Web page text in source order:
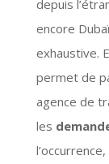
depuis
encore
exhaustive.
permet de
agence de
les